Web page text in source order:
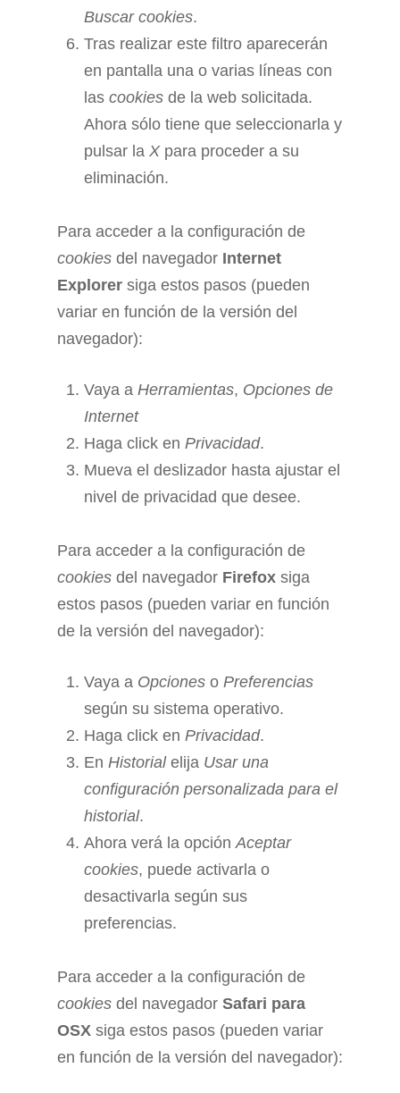
Buscar cookies.
Tras realizar este filtro aparecerán
en pantalla una o varias líneas con
las cookies de la web solicitada.
Ahora sólo tiene que seleccionarla y
pulsar la Xpara proceder a su
eliminación.
Para acceder a la configuración de
cookies del navegador Internet
Explorer siga estos pasos (pueden
variar en función de la versión del
navegador):
Vaya a Herramientas, Opciones de
Internet
Haga click en Privacidad.
Mueva el deslizador hasta ajustar el
nivel de privacidad que desee.
Para acceder a la configuración de
cookies del navegador Firefox siga
estos pasos (pueden variar en función
de la versión del navegador):
Vaya a Opciones o Preferencias
según su sistema operativo.
Haga click en Privacidad.
En Historialelija Usar una
configuración personalizada para el
historial.
Ahora verá la opciónAceptar
cookies, puede activarla o
desactivarla según sus
preferencias.
Para acceder a la configuración de
cookies del navegador Safari para
OSX siga estos pasos (pueden variar
en función de la versión del navegador):